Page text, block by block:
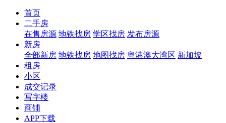
首页
二手房
在售房源 地铁找房 学区找房 发布房源
新房
全部新房 地铁找房 地图找房 粤港澳大湾区 新加坡
租房
小区
成交记录
写字楼
商铺
APP下载